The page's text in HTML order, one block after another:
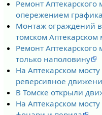
Ремонт Аптекарского
опережением графика
Монтаж ограждений в
томском Аптекарском
Ремонт Аптекарского
только наполовину
На Аптекарском
реверсивное
В Томске открыли
На Аптекарском